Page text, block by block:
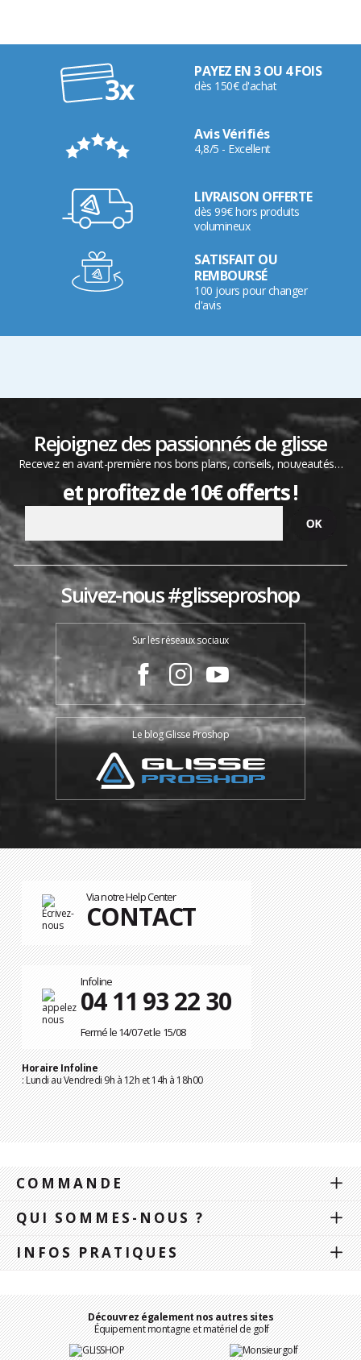
PAYEZ EN 3 OU 4 FOIS
dès 150€ d'achat
Avis Vérifiés
4,8/5 - Excellent
LIVRAISON OFFERTE
dès 99€ hors produits
volumineux
SATISFAIT OU
REMBOURSÉ
100 jours pour changer
d'avis
Rejoignez des passionnés de glisse
Recevez en avant-première nos bons plans, conseils, nouveautés…
et profitez de 10€ offerts !
Suivez-nous #glisseproshop
Sur les réseaux sociaux
Le blog Glisse Proshop
Via notre Help Center
CONTACT
Infoline
04 11 93 22 30
Fermé le 14/07 et le 15/08
Horaire Infoline
: Lundi au Vendredi 9h à 12h et 14h à 18h00
COMMANDE
QUI SOMMES-NOUS ?
INFOS PRATIQUES
Découvrez également nos autres sites
Équipement montagne et matériel de golf